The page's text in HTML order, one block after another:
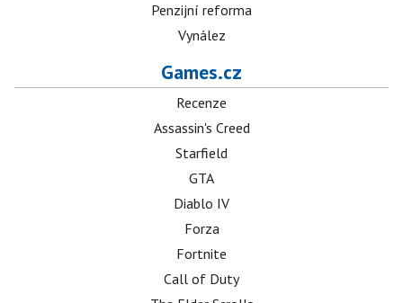
Penzijní reforma
Vynález
Games.cz
Recenze
Assassin's Creed
Starfield
GTA
Diablo IV
Forza
Fortnite
Call of Duty